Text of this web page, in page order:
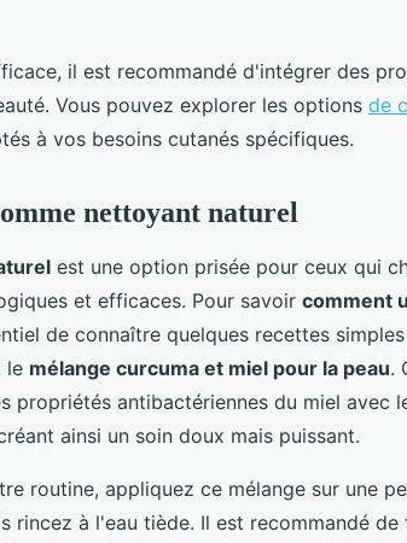
il est recommandé d'intégrer des
Vous pouvez explorer les options de
à vos besoins cutanés spécifiques.
nettoyant naturel
est une option prisée pour ceux qui
et efficaces. Pour savoir comment
de connaître quelques recettes
le mélange curcuma et miel pour la peau.
propriétés antibactériennes du miel avec
ainsi un soin doux mais puissant.
routine, appliquez ce mélange sur une
rincez à l'eau tiède. Il est recommandé de